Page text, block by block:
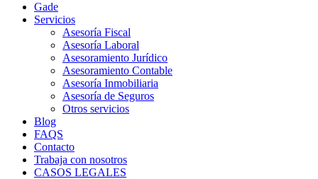
Gade
Servicios
Asesoría Fiscal
Asesoría Laboral
Asesoramiento Jurídico
Asesoramiento Contable
Asesoría Inmobiliaria
Asesoría de Seguros
Otros servicios
Blog
FAQS
Contacto
Trabaja con nosotros
CASOS LEGALES